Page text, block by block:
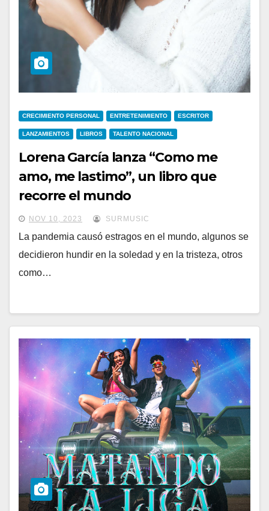
CRECIMIENTO PERSONAL ENTRETENIMIENTO ESCRITOR
LANZAMIENTOS LIBROS TALENTO NACIONAL
Lorena García lanza “Como me
amo, me lastimo”, un libro que
recorre el mundo
NOV 10, 2023 SURMUSIC
La pandemia causó estragos en el mundo, algunos se
decidieron hundir en la soledad y en la tristeza, otros
como…